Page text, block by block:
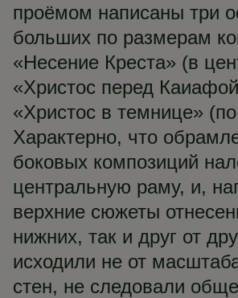
проёмом написаны три
больших по размерам
«Несение Креста» (в
«Христос перед
«Христос в темнице»
Характерно, что
боковых композиций
центральную раму, и,
верхние сюжеты
нижних, так и друг от
исходили не от
стен, не следовали